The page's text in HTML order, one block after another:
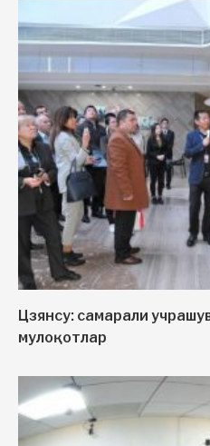
Цзянсу: самарали
мулоқотлар